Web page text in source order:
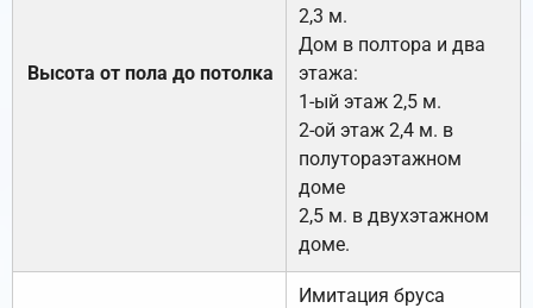
Высота от пола до потолка
2,3 м.
Дом в полтора и два
этажа:
1-ый этаж 2,5 м.
2-ой этаж 2,4 м. в
полутораэтажном
доме
2,5 м. в двухэтажном
доме.
Имитация бруса